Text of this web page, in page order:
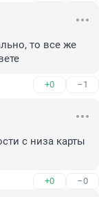
то все же
+0 –1
с низа карты
+0 –0